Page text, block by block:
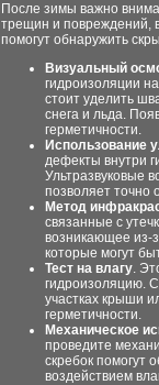
После зимы важно
трещин и повреждений,
помогут обнаружить
Визуальный
гидроизоляции
стоит уделить
снега и льда.
герметичности.
Использование
дефекты внутри
Ультразвуковые
позволяет точно
Метод
связанные с
возникающее из-
которые могут
Тест на влагу.
гидроизоляцию.
участках крыши
герметичности.
Механическое
проведите
скребок помогут
воздействием